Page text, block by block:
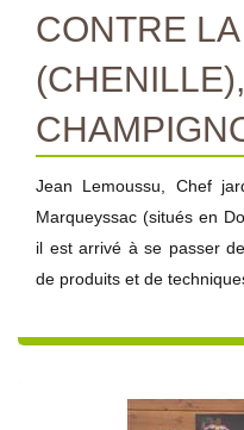
CONTRE
Jean Lemoussu, Chef
Marqueyssac (situés en
il est arrivé à se passer
de produits et de